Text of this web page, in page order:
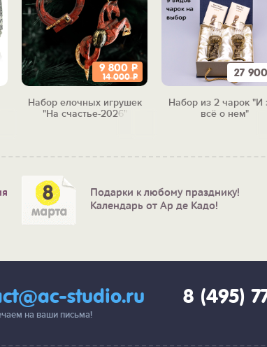
9 800 Р
14 000Р
Набор елочных игрушек
"На счастье-2026"
27 900
Набор из 2 чарок "И
всё о нем"
Подарки к любому празднику!
Календарь от Ар де Кадо!
studio.ru
на ваши письма!
8 (495)